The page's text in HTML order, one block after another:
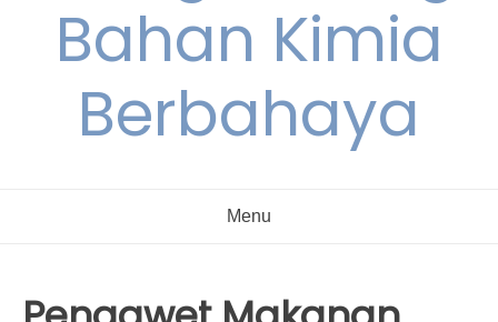
Bahan Kimia
Berbahaya
Menu